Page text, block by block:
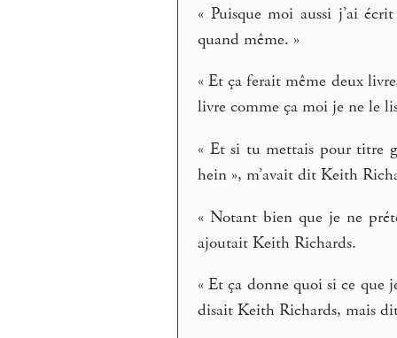
« Puisque moi aussi j’ai
quand même. »
« Et ça ferait même deux
livre comme ça moi je ne le
« Et si tu mettais pour titre
hein », m’avait dit Keith
« Notant bien que je ne
ajoutait Keith Richards.
« Et ça donne quoi si ce que
disait Keith Richards, mais